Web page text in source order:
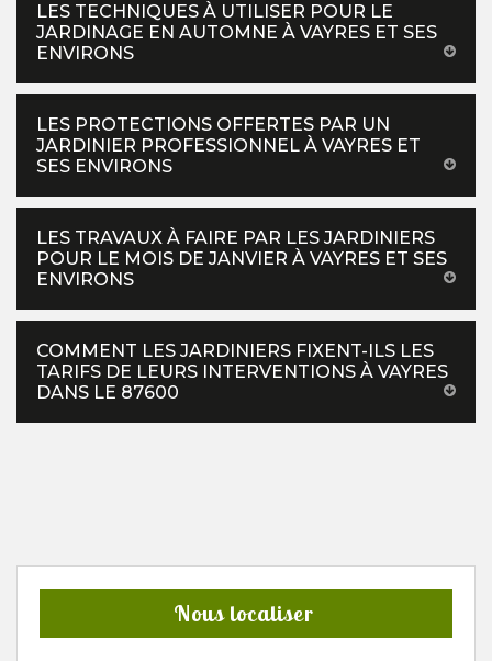
LES TECHNIQUES À UTILISER POUR LE
JARDINAGE EN AUTOMNE À VAYRES ET SES
ENVIRONS
LES PROTECTIONS OFFERTES PAR UN
JARDINIER PROFESSIONNEL À VAYRES ET
SES ENVIRONS
LES TRAVAUX À FAIRE PAR LES JARDINIERS
POUR LE MOIS DE JANVIER À VAYRES ET SES
ENVIRONS
COMMENT LES JARDINIERS FIXENT-ILS LES
TARIFS DE LEURS INTERVENTIONS À VAYRES
DANS LE 87600
Nous localiser